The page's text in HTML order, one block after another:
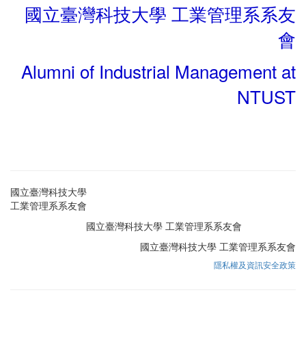
國立臺灣科技大學 工業管理系系友
會
Alumni of Industrial Management at
NTUST
國立臺灣科技大學
工業管理系系友會
國立臺灣科技大學 工業管理系系友會
國立臺灣科技大學 工業管理系系友會
隱私權及資訊安全政策